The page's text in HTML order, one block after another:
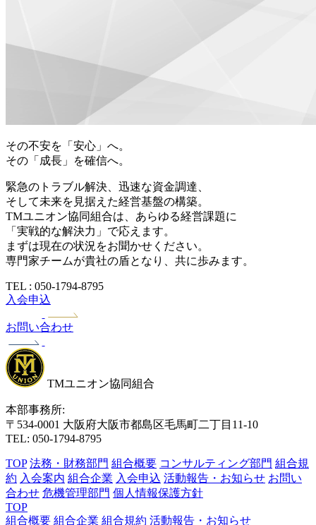
その不安を「安心」へ。
その「成長」を確信へ。
緊急のトラブル解決、迅速な資金調達、
そして未来を見据えた経営基盤の構築。
TMユニオン協同組合は、あらゆる経営課題に
「実戦的な解決力」で応えます。
まずは現在の状況をお聞かせください。
専門家チームが貴社の盾となり、共に歩みます。
TEL : 050-1794-8795
入会申込
お問い合わせ
TMユニオン協同組合
本部事務所:
〒534-0001 大阪府大阪市都島区毛馬町二丁目11-10
TEL: 050-1794-8795
TOP 法務・財務部門 組合概要 コンサルティング部門 組合規
約 入会案内 組合企業 入会申込 活動報告・お知らせ お問い
合わせ 危機管理部門 個人情報保護方針
TOP
組合概要 組合企業 組合規約 活動報告・お知らせ